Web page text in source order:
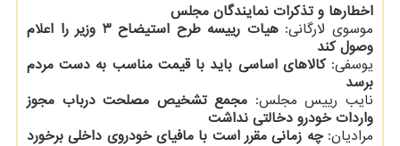
اخطارها و تذکرات نمایندگان مجلس
موسوی لارگانی:
هیات رییسه طرح استیضاح ۳ وزیر را اعلام
وصول کند
یوسفی:کالاهای اساسی باید با قیمت مناسب به دست مردم
برسد
نایب رییس مجلس: مجمع تشخیص مصلحت درباب مجوز
واردات خودرو دخالتی نداشت
مرادیان:چه زمانی مقرر است با مافیای خودروی داخلی برخورد